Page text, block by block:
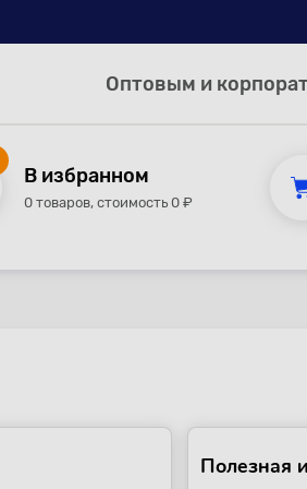
Оптовым и
В избранном
0 товаров, стоимость 0 ₽
Полезная